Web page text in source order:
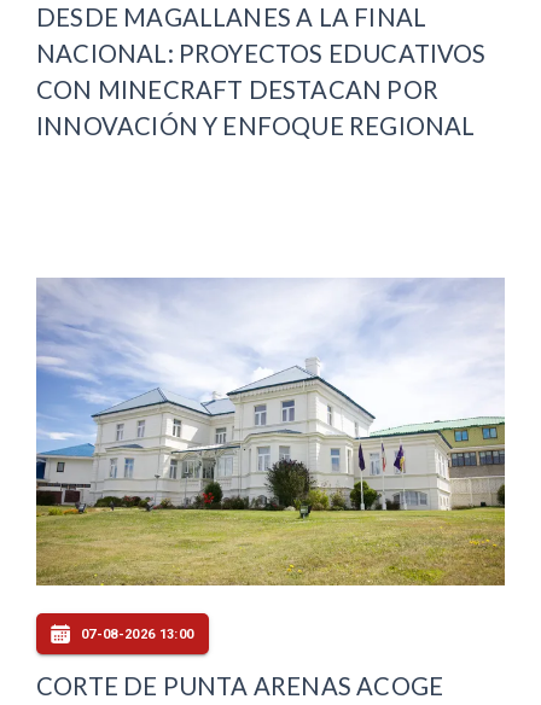
DESDE MAGALLANES A LA FINAL
NACIONAL: PROYECTOS EDUCATIVOS
CON MINECRAFT DESTACAN POR
INNOVACIÓN Y ENFOQUE REGIONAL
07-08-2026 13:00
CORTE DE PUNTA ARENAS ACOGE